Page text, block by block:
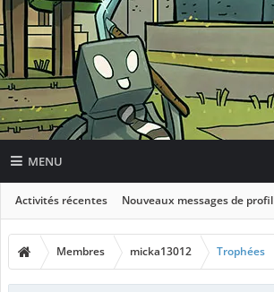
MENU
Activités récentes Nouveaux messages de profil
Membres micka13012 Trophées